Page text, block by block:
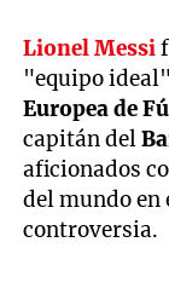
Lionel Messi
"equipo
Europea de
capitán del
aficionados
del mundo en
controversia.